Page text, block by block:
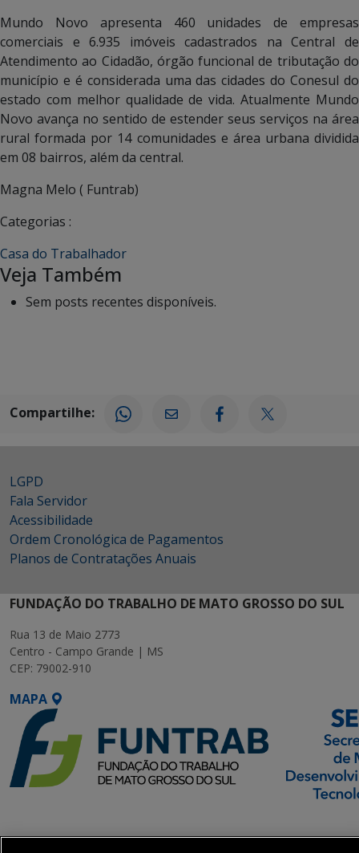
Mundo Novo apresenta 460 unidades de empresas
comerciais e 6.935 imóveis cadastrados na Central de
Atendimento ao Cidadão, órgão funcional de tributação do
município e é considerada uma das cidades do Conesul do
estado com melhor qualidade de vida. Atualmente Mundo
Novo avança no sentido de estender seus serviços na área
rural formada por 14 comunidades e área urbana dividida
em 08 bairros, além da central.
Magna Melo ( Funtrab)
Categorias :
Casa do Trabalhador
Veja Também
Sem posts recentes disponíveis.
Compartilhe:
LGPD
Fala Servidor
Acessibilidade
Ordem Cronológica de Pagamentos
Planos de Contratações Anuais
FUNDAÇÃO DO TRABALHO DE MATO GROSSO DO SUL
Rua 13 de Maio 2773
Centro - Campo Grande | MS
CEP: 79002-910
MAPA
Executiva de